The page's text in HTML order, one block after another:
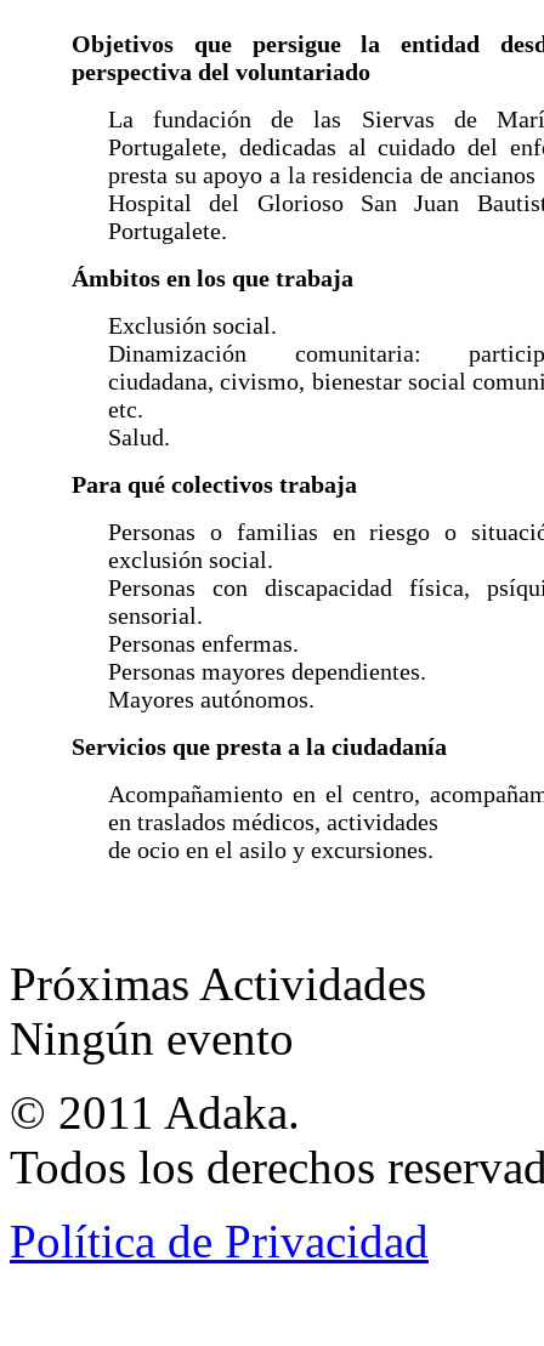
Objetivos que persigue la entidad
perspectiva del voluntariado
La fundación de las Siervas de
Portugalete, dedicadas al cuidado del
presta su apoyo a la residencia de ancianos
Hospital del Glorioso San Juan
Portugalete.
Ámbitos en los que trabaja
Exclusión social.
Dinamización comunitaria:
ciudadana, civismo, bienestar social
etc.
Salud.
Para qué colectivos trabaja
Personas o familias en riesgo o
exclusión social.
Personas con discapacidad física,
sensorial.
Personas enfermas.
Personas mayores dependientes.
Mayores autónomos.
Servicios que presta a la ciudadanía
Acompañamiento en el centro,
en traslados médicos, actividades
de ocio en el asilo y excursiones.
Próximas Actividades
Ningún evento
© 2011 Adaka.
Todos los derechos
Política de Privacidad